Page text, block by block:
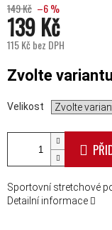
149 Kč –6 %
139 Kč
115 Kč bez DPH
Zvolte variantu
Velikost
Sportovní stretchové
Detailní informace